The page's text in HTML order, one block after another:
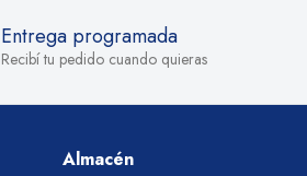
Entrega programada
Recibí tu pedido cuando quieras
Almacén